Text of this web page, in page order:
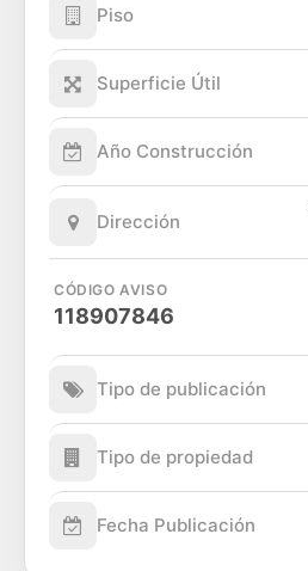
Piso
Superficie Útil
Año Construcción
Dirección
CÓDIGO AVISO
118907846
Tipo de publicación
Tipo de propiedad
Fecha Publicación